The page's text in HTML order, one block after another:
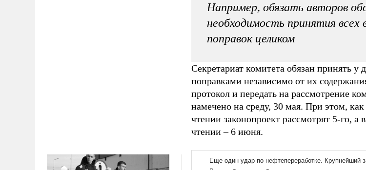
Например, обязать авторов
необходимость принятия всех
поправок целиком
Секретариат комитета обязан принять у
поправками независимо от их
протокол и передать на рассмотрение
намечено на среду, 30 мая. При этом,
чтении законопроект рассмотрят 5-го, а
чтении – 6 июня.